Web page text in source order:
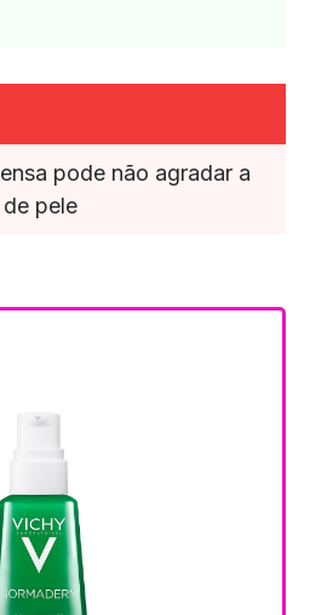
pode não agradar a
pele